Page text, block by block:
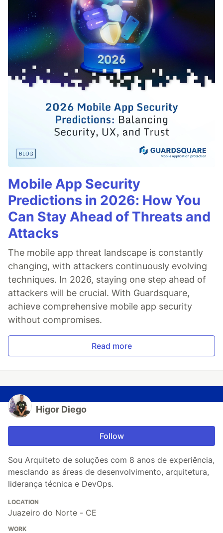
Mobile App Security
Predictions in 2026: How You
Can Stay Ahead of Threats and
Attacks
The mobile app threat landscape is constantly
changing, with attackers continuously evolving
techniques. In 2026, staying one step ahead of
attackers will be crucial. With Guardsquare,
achieve comprehensive mobile app security
without compromises.
Read more
Higor Diego
Follow
Sou Arquiteto de soluções com 8 anos de experiência,
mesclando as áreas de desenvolvimento, arquitetura,
liderança técnica e DevOps.
LOCATION
Juazeiro do Norte - CE
WORK